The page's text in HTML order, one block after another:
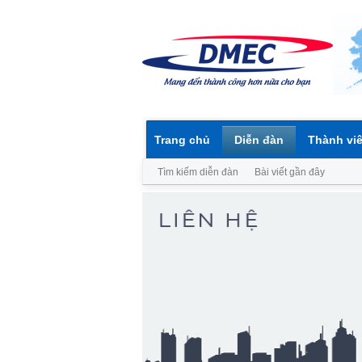
Trang chủ Diễn đàn
Tìm kiếm diễn đàn Bài viết gần đây
Thành